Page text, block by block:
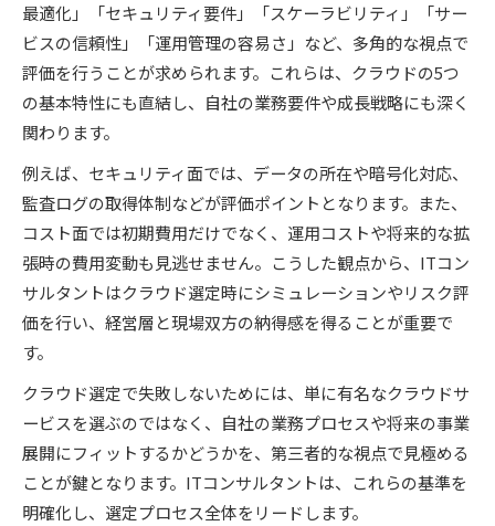
最適化」「セキュリティ要件」「スケーラビリティ」「サー
ビスの信頼性」「運用管理の容易さ」など、多角的な視点で
評価を行うことが求められます。これらは、クラウドの5つ
の基本特性にも直結し、自社の業務要件や成長戦略にも深く
関わります。
例えば、セキュリティ面では、データの所在や暗号化対応、
監査ログの取得体制などが評価ポイントとなります。また、
コスト面では初期費用だけでなく、運用コストや将来的な拡
張時の費用変動も見逃せません。こうした観点から、ITコン
サルタントはクラウド選定時にシミュレーションやリスク評
価を行い、経営層と現場双方の納得感を得ることが重要で
す。
クラウド選定で失敗しないためには、単に有名なクラウドサ
ービスを選ぶのではなく、自社の業務プロセスや将来の事業
展開にフィットするかどうかを、第三者的な視点で見極める
ことが鍵となります。ITコンサルタントは、これらの基準を
明確化し、選定プロセス全体をリードします。